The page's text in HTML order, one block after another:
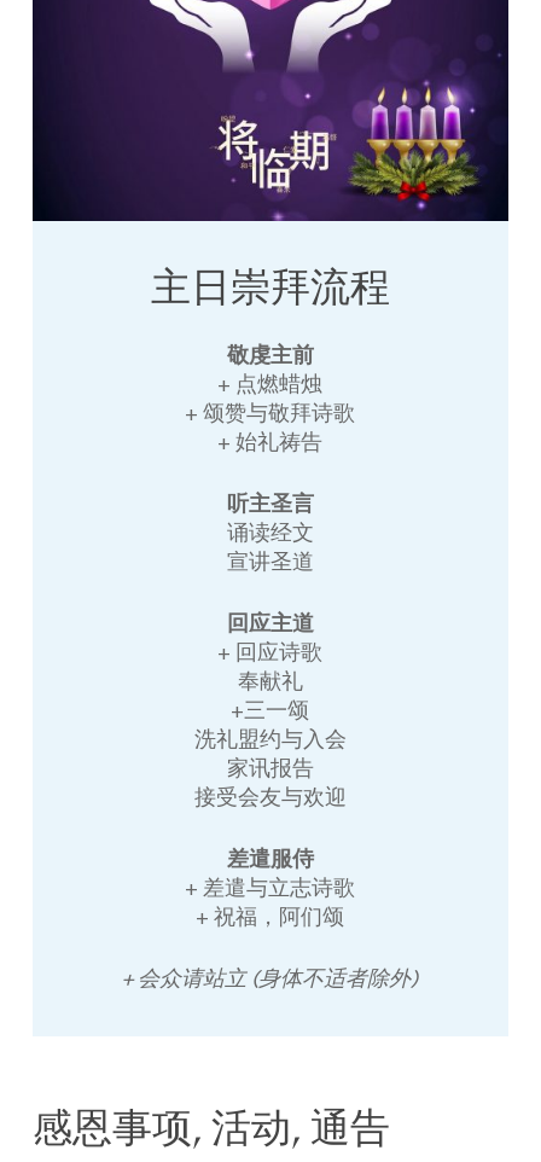
主日崇拜流程
敬虔主前
+ 点燃蜡烛
+ 颂赞与敬拜诗歌
+ 始礼祷告
听主圣言
诵读经文
宣讲圣道
回应主道
+ 回应诗歌
奉献礼
+三一颂
洗礼盟约与入会
家讯报告
接受会友与欢迎
差遣服侍
+ 差遣与立志诗歌
+ 祝福，阿们颂
+ 会众请站立 (身体不适者除外)
感恩事项, 活动, 通告